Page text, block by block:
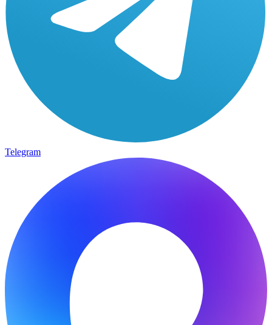
Telegram